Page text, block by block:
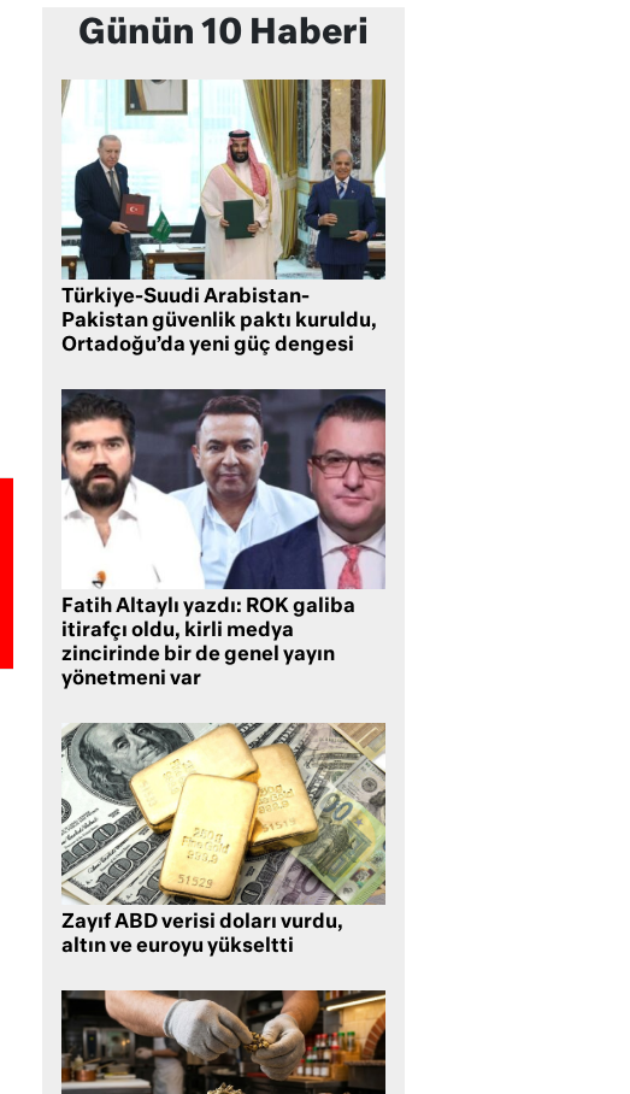
Günün 10 Haberi
Türkiye-Suudi Arabistan-
Pakistan güvenlik paktı kuruldu,
Ortadoğu’da yeni güç dengesi
Fatih Altaylı yazdı: ROK galiba
itirafçı oldu, kirli medya
zincirinde bir de genel yayın
yönetmeni var
Zayıf ABD verisi doları vurdu,
altın ve euroyu yükseltti